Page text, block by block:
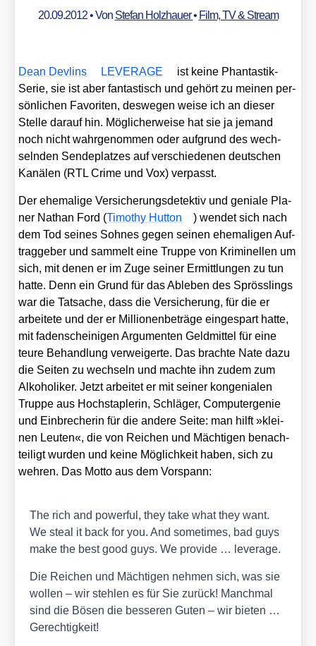
20.09.2012• Von Stefan Holzhauer• Film, TV & Stream
Dean Dev­lins LEVERAGE
ist kei­ne Phan­tas­tik-
Serie, sie ist aber fan­tas­tisch und gehört zu mei­nen per­
sön­li­chen Favo­ri­ten, des­we­gen wei­se ich an die­ser
Stel­le dar­auf hin. Mög­li­cher­wei­se hat sie ja jemand
noch nicht wahr­ge­nom­men oder auf­grund des wech­
seln­den Sen­de­plat­zes auf ver­schie­de­nen deut­schen
Kanä­len (RTL Crime und Vox) ver­passt.
Der ehe­ma­li­ge Ver­si­che­rungs­de­tek­tiv und genia­le Pla­
ner Nathan Ford (Timo­thy Hut­ton
) wen­det sich nach
dem Tod sei­nes Soh­nes gegen sei­nen ehe­ma­li­gen Auf­
trag­ge­ber und sam­melt eine Trup­pe von Kri­mi­nel­len um
sich, mit denen er im Zuge sei­ner Ermitt­lun­gen zu tun
hat­te. Denn ein Grund für das Able­ben des Spröss­lings
war die Tat­sa­che, dass die Ver­si­che­rung, für die er
arbei­te­te und der er Mil­lio­nen­be­trä­ge ein­ge­spart hat­te,
mit faden­schei­ni­gen Argu­men­ten Geld­mit­tel für eine
teu­re Behand­lung ver­wei­ger­te. Das brach­te Nate dazu
die Sei­ten zu wech­seln und mach­te ihn zudem zum
Alko­ho­li­ker. Jetzt arbei­tet er mit sei­ner kon­ge­nia­len
Trup­pe aus Hoch­stap­le­rin, Schlä­ger, Com­pu­ter­ge­nie
und Ein­bre­che­rin für die ande­re Sei­te: man hilft »klei­
nen Leu­ten«, die von Rei­chen und Mäch­ti­gen benach­
tei­ligt wur­den und kei­ne Mög­lich­keit haben, sich zu
weh­ren. Das Mot­to aus dem Vor­spann:
The rich and powerful, they take what they want.
We ste­al it back for you. And some­ti­mes, bad guys
make the best good guys. We pro­vi­de … levera­ge.
Die Rei­chen und Mäch­ti­gen neh­men sich, was sie
wol­len – wir steh­len es für Sie zurück! Manch­mal
sind die Bösen die bes­se­ren Guten – wir bie­ten …
Gerech­tig­keit!